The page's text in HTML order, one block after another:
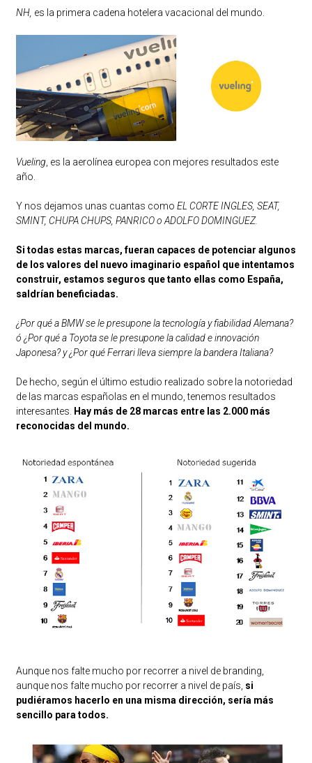
NH, es la primera cadena hotelera vacacional del mundo.
Vueling , es la aerolínea europea con mejores resultados este
año.
Y nos dejamos unas cuantas como EL CORTE INGLES, SEAT,
SMINT, CHUPA CHUPS, PANRICO o ADOLFO DOMINGUEZ.
Si todas estas marcas, fueran capaces de potenciar algunos
de los valores del nuevo imaginario español que intentamos
construir, estamos seguros que tanto ellas como España,
saldrían beneficiadas.
¿Por qué a BMW se le presupone la tecnología y fiabilidad Alemana?
ó ¿Por qué a Toyota se le presupone la calidad e innovación
Japonesa? y ¿Por qué Ferrari lleva siempre la bandera Italiana?
De hecho, según el último estudio realizado sobre la notoriedad
de las marcas españolas en el mundo, tenemos resultados
interesantes. Hay más de 28 marcas entre las 2.000 más
reconocidas del mundo.
Aunque nos falte mucho por recorrer a nivel de branding,
aunque nos falte mucho por recorrer a nivel de país, si
pudiéramos hacerlo en una misma dirección, sería más
sencillo para todos.